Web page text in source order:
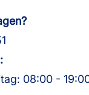
:
08:00 -